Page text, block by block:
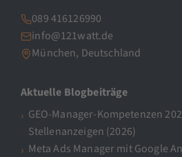
089 416126990
info@121watt.de
München, Deutschland
Aktuelle Blogbeiträge
GEO-Manager-Kompetenzen
Stellenanzeigen (2026)
Meta Ads Manager mit Google